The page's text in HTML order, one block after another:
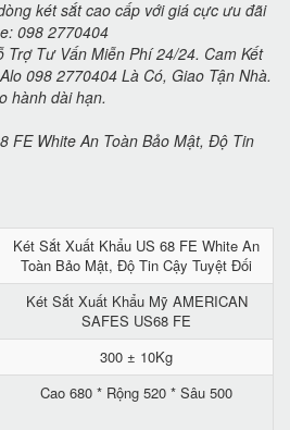
két sắt cao cấp với giá cực ưu đãi
098 2770404
Trợ Tư Vấn Miễn Phí 24/24. Cam Kết
098 2770404 Là Có, Giao Tận Nhà.
hành dài hạn.
Két Sắt Xuất Khẩu US 68 FE White An
Toàn Bảo Mật, Độ Tin Cậy Tuyệt Đối
Két Sắt Xuất Khẩu Mỹ AMERICAN
SAFES US68 FE
300 ± 10Kg
Cao 680 * Rộng 520 * Sâu 500